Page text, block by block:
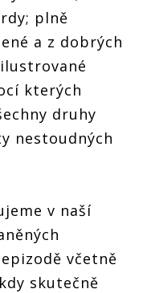
plně
a z dobrých
kterých
druhy
nestoudných
v naší
včetně
skutečně